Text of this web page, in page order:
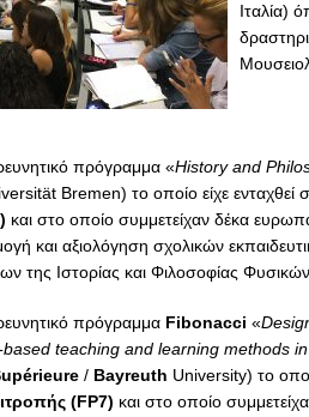
Ιταλία)
πρόγραμμα «History and
Bremen) το οποίο είχε ενταχθεί
και στο οποίο συμμετείχαν δέκα
και αξιολόγηση σχολικών
της Ιστορίας και Φιλοσοφίας
πρόγραμμα Fibonacci «
teaching and learning methods
érieure / Bayreuth University) το
(FP7) και στο οποίο